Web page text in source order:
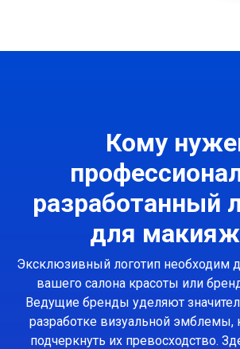
Кому
разработанный
для
Эксклюзивный логотип необходим
вашего салона красоты или
Ведущие бренды уделяют
разработке визуальной эмблемы,
подчеркнуть их превосходство.